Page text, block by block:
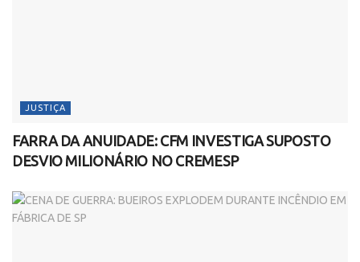
JUSTIÇA
FARRA DA ANUIDADE: CFM INVESTIGA SUPOSTO
DESVIO MILIONÁRIO NO CREMESP